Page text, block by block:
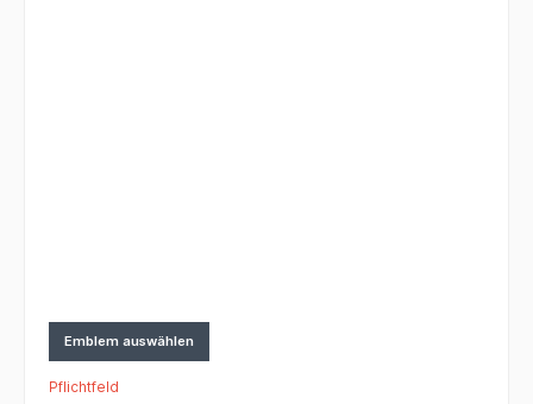
Emblem auswählen
Pflichtfeld